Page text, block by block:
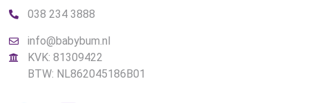
038 234 3888
info@babybum.nl
KVK: 81309422
BTW: NL862045186B01